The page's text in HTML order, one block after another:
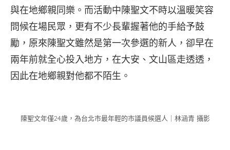
與在地鄉親同樂。而活動中陳聖文不時以溫暖笑容
問候在場民眾，更有不少長輩握著他的手給予鼓
勵，原來陳聖文雖然是第一次參選的新人，卻早在
兩年前就全心投入地方，在大安、文山區走透透，
因此在地鄉親對他都不陌生。
陳聖文年僅24歲，為台北市最年輕的市議員候選人｜林涵青 攝影